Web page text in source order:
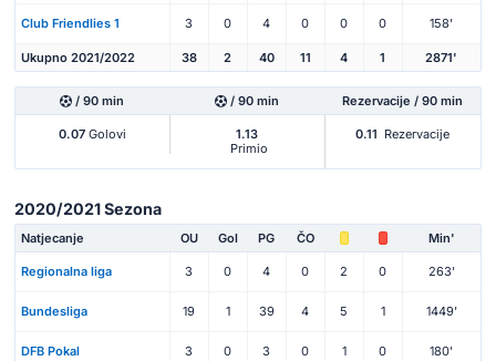
Club Friendlies 1 3 0 4 0 0 0 158'
Ukupno 2021/2022 38 2 40 11 4 1 2871'
/ 90 min / 90 min Rezervacije / 90 min
0.07Golovi
1.13
Primio
0.11 Rezervacije
2020/2021 Sezona
Natjecanje OU Gol PG ČO Min'
Regionalna liga 3 0 4 0 2 0 263'
Bundesliga 19 1 39 4 5 1 1449'
DFB Pokal 3 0 3 0 1 0 180'